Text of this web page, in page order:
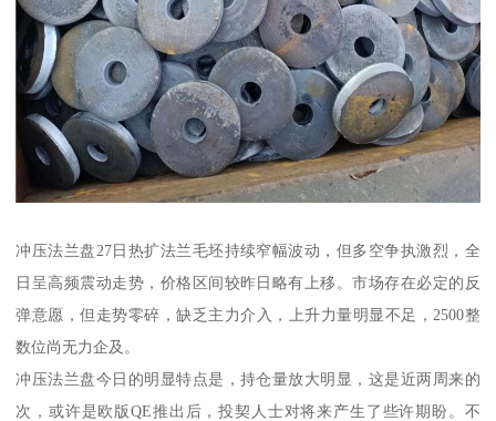
冲压法兰盘27日热扩法兰毛坯持续窄幅波动，但多空争执激烈，全
日呈高频震动走势，价格区间较昨日略有上移。市场存在必定的反
弹意愿，但走势零碎，缺乏主力介入，上升力量明显不足，2500整
数位尚无力企及。
冲压法兰盘今日的明显特点是，持仓量放大明显，这是近两周来的
次，或许是欧版QE推出后，投契人士对将来产生了些许期盼。不